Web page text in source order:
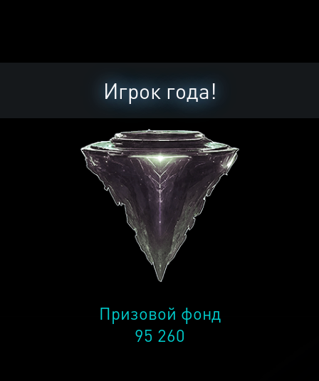
Игрок года!
Призовой фонд
95 260